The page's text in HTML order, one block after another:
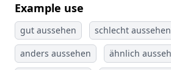
Example use
gut aussehen
schlecht aussehen
anders aussehen
ähnlich